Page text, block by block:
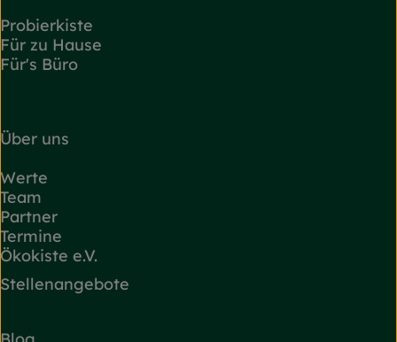
Probierkiste
Für zu Hause
Für's Büro
Über uns
Werte
Team
Partner
Termine
Ökokiste e.V.
Stellenangebote